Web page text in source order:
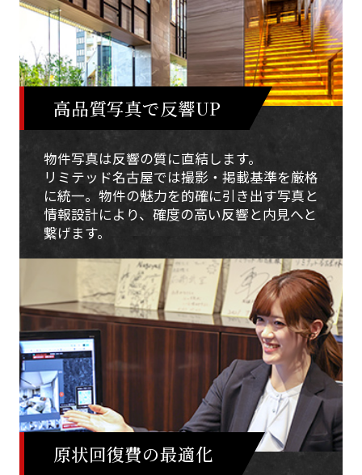
高品質写真で反響UP
物件写真は反響の質に直結します。
リミテッド名古屋では撮影・掲載基準を厳格
に統一。物件の魅力を的確に引き出す写真と
情報設計により、確度の高い反響と内見へと
繋げます。
原状回復費の最適化